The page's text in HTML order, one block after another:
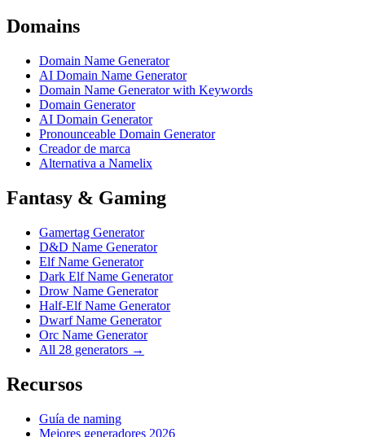
Domains
Domain Name Generator
AI Domain Name Generator
Domain Name Generator with Keywords
Domain Generator
AI Domain Generator
Pronounceable Domain Generator
Creador de marca
Alternativa a Namelix
Fantasy & Gaming
Gamertag Generator
D&D Name Generator
Elf Name Generator
Dark Elf Name Generator
Drow Name Generator
Half-Elf Name Generator
Dwarf Name Generator
Orc Name Generator
All 28 generators →
Recursos
Guía de naming
Mejores generadores 2026